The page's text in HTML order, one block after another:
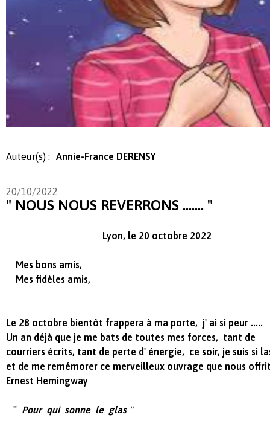
Auteur(s) : Annie-France DERENSY
20/10/2022
" NOUS NOUS REVERRONS ....... "
Lyon, le 20 octobre 2022
Mes bons amis,
Mes fidèles amis,
Le 28 octobre bientôt frappera à ma porte, j' ai si peur .....
Un an déjà que je me bats de toutes mes forces, tant de
courriers écrits, tant de perte d' énergie, ce soir, je suis si
et de me remémorer ce merveilleux ouvrage que nous
Ernest Hemingway
" Pour qui sonne le glas "